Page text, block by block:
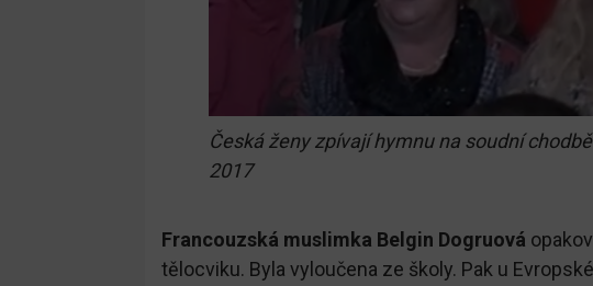
Česká ženy zpívají hymnu na soudní
2017
Francouzská muslimka Belgin Dogruová
tělocviku. Byla vyloučena ze školy. Pak u